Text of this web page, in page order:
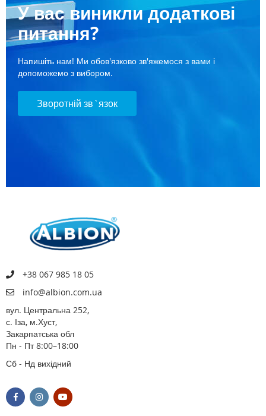
У вас виникли додаткові
питання?
Напишіть нам! Ми обов'язково зв'яжемося з вами і
допоможемо з вибором.
Зворотній зв`язок
+38 067 985 18 05
info@albion.com.ua
вул. Центральна 252,
с. Іза, м.Хуст,
Закарпатська обл
Пн - Пт 8:00–18:00
Сб - Нд вихідний